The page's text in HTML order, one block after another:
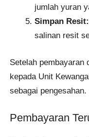
jumlah yuran
Simpan Resit:
salinan resit
Setelah pembayaran
kepada Unit
sebagai pengesahan. ​
Pembayaran